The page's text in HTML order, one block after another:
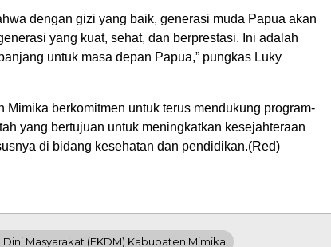
dengan gizi yang baik, generasi muda Papua akan
yang kuat, sehat, dan berprestasi. Ini adalah
untuk masa depan Papua,” pungkas Luky
Mimika berkomitmen untuk terus mendukung program-
yang bertujuan untuk meningkatkan kesejahteraan
di bidang kesehatan dan pendidikan.(Red)
Masyarakat (FKDM) Kabupaten Mimika